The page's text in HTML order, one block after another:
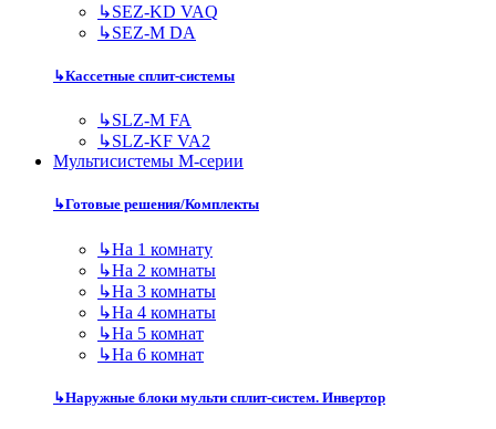
↳SEZ-KD VAQ
↳SEZ-M DA
↳Кассетные сплит-системы
↳SLZ-M FA
↳SLZ-KF VA2
Мультисистемы M-серии
↳Готовые решения/Комплекты
↳На 1 комнату
↳На 2 комнаты
↳На 3 комнаты
↳На 4 комнаты
↳На 5 комнат
↳На 6 комнат
↳Наружные блоки мульти сплит-систем. Инвертор